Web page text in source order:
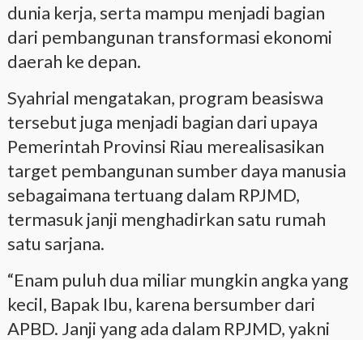
dunia kerja, serta mampu menjadi bagian
dari pembangunan transformasi ekonomi
daerah ke depan.
Syahrial mengatakan, program beasiswa
tersebut juga menjadi bagian dari upaya
Pemerintah Provinsi Riau merealisasikan
target pembangunan sumber daya manusia
sebagaimana tertuang dalam RPJMD,
termasuk janji menghadirkan satu rumah
satu sarjana.
“Enam puluh dua miliar mungkin angka yang
kecil, Bapak Ibu, karena bersumber dari
APBD. Janji yang ada dalam RPJMD, yakni